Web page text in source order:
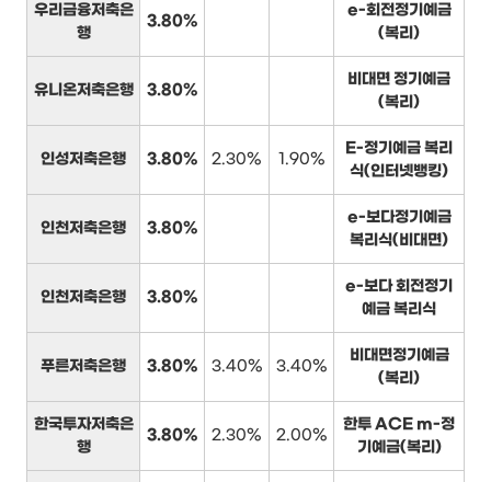
우리금융저축은
행
3.80%
e-회전정기예금
(복리)
유니온저축은행 3.80%
비대면 정기예금
(복리)
인성저축은행 3.80% 2.30% 1.90%
E-정기예금 복리
식(인터넷뱅킹)
인천저축은행 3.80%
e-보다정기예금
복리식(비대면)
인천저축은행 3.80%
e-보다 회전정기
예금 복리식
푸른저축은행 3.80% 3.40% 3.40%
비대면정기예금
(복리)
한국투자저축은
행
3.80% 2.30% 2.00%
한투 ACE m-정
기예금(복리)